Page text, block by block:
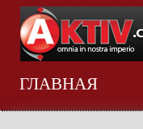
ГЛАВНАЯ